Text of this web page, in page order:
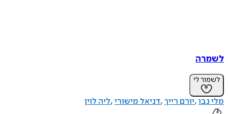
לשמרה
לשמור לי
מלי נבו יורם רייך דניאל מישורי ליה לוין